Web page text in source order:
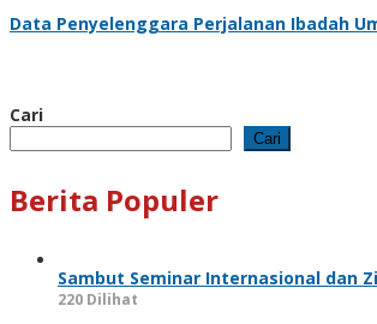
Data Penyelenggara Perjalanan Ibadah
Cari
Cari
Berita Populer
Sambut Seminar Internasional dan
220 Dilihat